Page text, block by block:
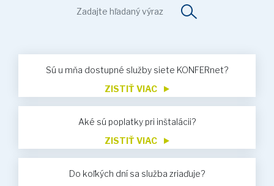
Sú u mňa dostupné služby siete KONFERnet?
ZISTIŤ VIAC
Aké sú poplatky pri inštalácii?
ZISTIŤ VIAC
Do koľkých dní sa služba zriaďuje?